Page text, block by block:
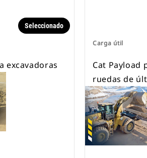
Seleccionado
excavadoras
Carga útil
Cat Payload
ruedas de